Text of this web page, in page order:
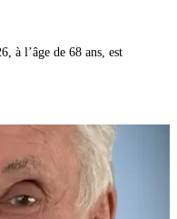
à l’âge de 68 ans, est